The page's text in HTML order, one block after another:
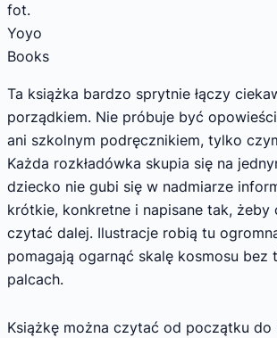
fot.
Yoyo
Books
Ta książka bardzo sprytnie łączy
porządkiem. Nie próbuje być
ani szkolnym podręcznikiem, tylko
Każda rozkładówka skupia się na
dziecko nie gubi się w nadmiarze
krótkie, konkretne i napisane tak, żeby
czytać dalej. Ilustracje robią tu
pomagają ogarnąć skalę kosmosu bez
palcach.
Książkę można czytać od początku do